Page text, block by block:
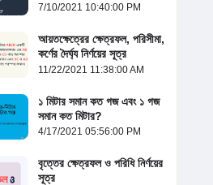
7/10/2021 10:40:00 PM
আয়তক্ষেত্রের ক্ষেত্রফল, পরিসীমা,
কর্ণের দৈর্ঘ্য নির্ণয়ের সূত্র
11/22/2021 11:38:00 AM
১ মিটার সমান কত গজ এবং ১ গজ
সমান কত মিটার?
4/17/2021 05:56:00 PM
বৃত্তের ক্ষেত্রফল ও পরিধি নির্ণয়ের
সূত্র